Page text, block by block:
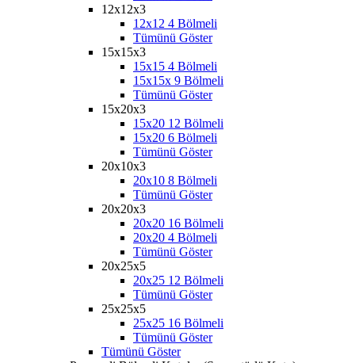
12x12x3
12x12 4 Bölmeli
Tümünü Göster
15x15x3
15x15 4 Bölmeli
15x15x 9 Bölmeli
Tümünü Göster
15x20x3
15x20 12 Bölmeli
15x20 6 Bölmeli
Tümünü Göster
20x10x3
20x10 8 Bölmeli
Tümünü Göster
20x20x3
20x20 16 Bölmeli
20x20 4 Bölmeli
Tümünü Göster
20x25x5
20x25 12 Bölmeli
Tümünü Göster
25x25x5
25x25 16 Bölmeli
Tümünü Göster
Tümünü Göster